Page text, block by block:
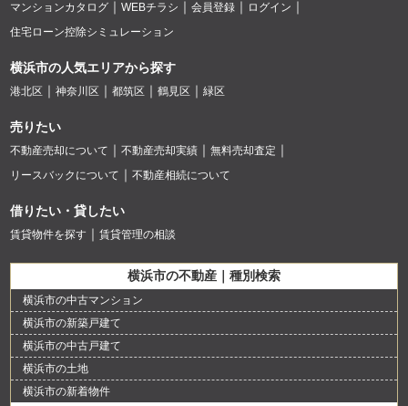
マンションカタログ
WEBチラシ 会員登録
ログイン
住宅ローン控除シミュレーション
横浜市の人気エリアから探す
港北区 神奈川区 都筑区 鶴見区 緑区
売りたい
不動産売却について 不動産売却実績
無料売却査定
リースバックについて
不動産相続について
借りたい・貸したい
賃貸物件を探す 賃貸管理の相談
横浜市の不動産｜種別検索
横浜市の中古マンション
横浜市の新築戸建て
横浜市の中古戸建て
横浜市の土地
横浜市の新着物件